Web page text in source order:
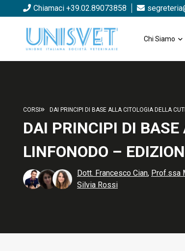
Chiamaci +39.02.89073858
Chi Siamo
CORSI DAI PRINCIPI DI BASE ALLA CITOLOGIA DELLA
DAI PRINCIPI DI BASE
LINFONODO –
Dott. Francesco Cian, Prof.ssa
Silvia Rossi